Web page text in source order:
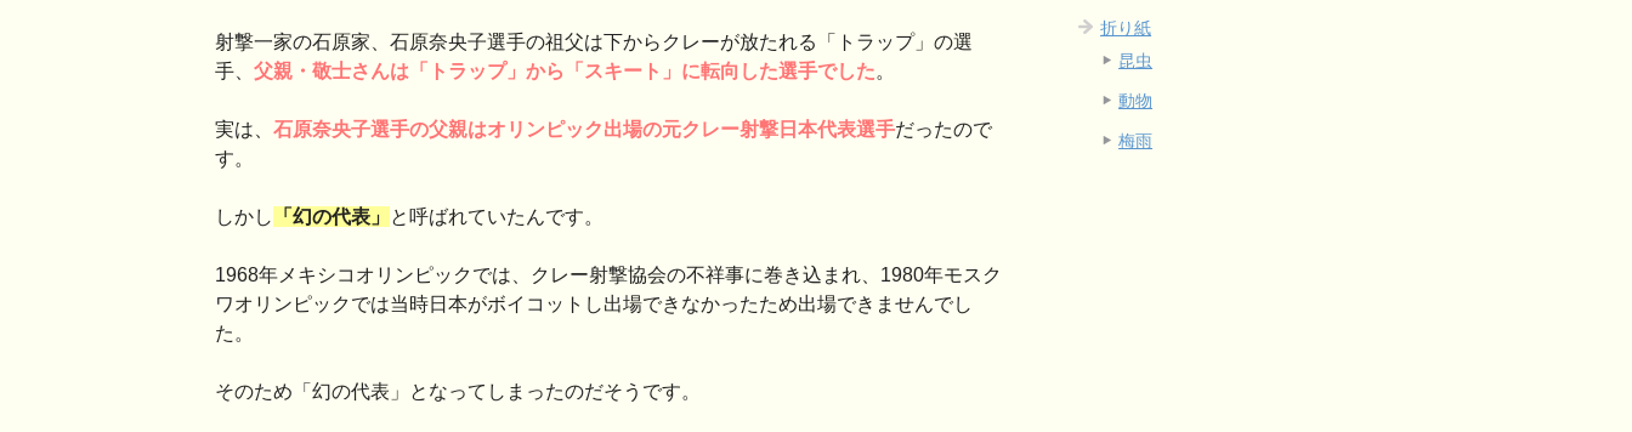
射撃一家の石原家、石原奈央子選手の祖父は下からクレーが放たれる「トラップ」の選
手、 父親・敬士さんは「トラップ」から「スキー ト」 に転向した選手でした。
実は、 石原奈央子選手の父親はオリンピック出場の元クレー射撃日本代表選手だったので
す。
しかし 「幻の代表」 と呼ばれていたんです。
1968年メキシコオリンピックでは、クレー射撃協会の不祥事に巻き込まれ、1980年モスク
ワオリンピックでは当時日本がボイコットし出場できなかったため出場できませんでし
た。
そのため「幻の代表」となってしまったのだそうです。
折り紙
昆虫
動物
梅雨